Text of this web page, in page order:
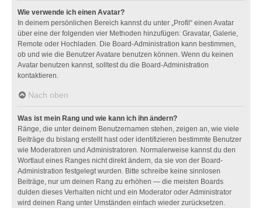
Wie verwende ich einen Avatar?
In deinem persönlichen Bereich kannst du unter „Profil“ einen Avatar
über eine der folgenden vier Methoden hinzufügen: Gravatar, Galerie,
Remote oder Hochladen. Die Board-Administration kann bestimmen,
ob und wie die Benutzer Avatare benutzen können. Wenn du keinen
Avatar benutzen kannst, solltest du die Board-Administration
kontaktieren.
Nach oben
Was ist mein Rang und wie kann ich ihn ändern?
Ränge, die unter deinem Benutzernamen stehen, zeigen an, wie viele
Beiträge du bislang erstellt hast oder identifizieren bestimmte Benutzer
wie Moderatoren und Administratoren. Normalerweise kannst du den
Wortlaut eines Ranges nicht direkt ändern, da sie von der Board-
Administration festgelegt wurden. Bitte schreibe keine sinnlosen
Beiträge, nur um deinen Rang zu erhöhen — die meisten Boards
dulden dieses Verhalten nicht und ein Moderator oder Administrator
wird deinen Rang unter Umständen einfach wieder zurücksetzen.